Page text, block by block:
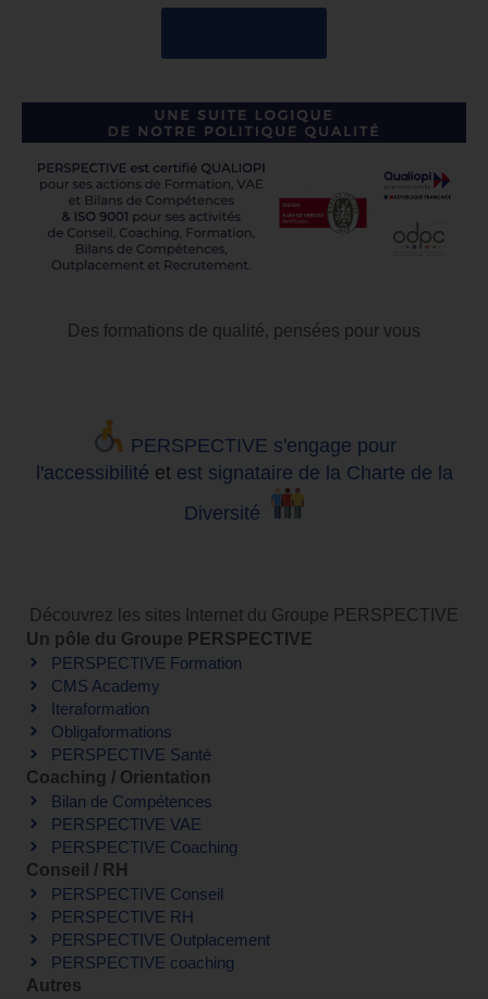
Des formations de qualité, pensées pour vous
PERSPECTIVE s'engage pour
l'accessibilité et est signataire de la Charte de la
Diversité
Découvrez les sites Internet du Groupe PERSPECTIVE
Un pôle du Groupe PERSPECTIVE
PERSPECTIVE Formation
CMS Academy
Iteraformation
Obligaformations
PERSPECTIVE Santé
Coaching / Orientation
Bilan de Compétences
PERSPECTIVE VAE
PERSPECTIVE Coaching
Conseil / RH
PERSPECTIVE Conseil
PERSPECTIVE RH
PERSPECTIVE Outplacement
PERSPECTIVE coaching
Autres